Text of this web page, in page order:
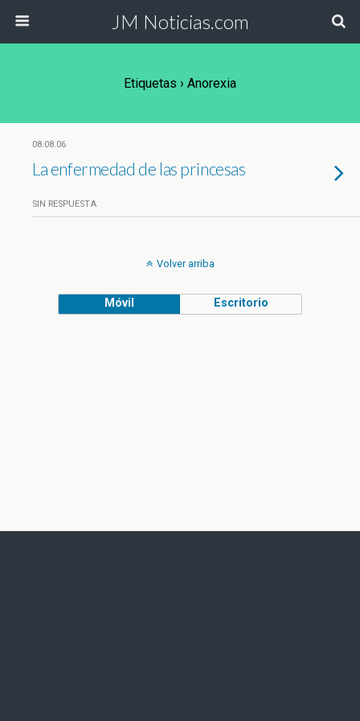
JM Noticias.com
Etiquetas › Anorexia
08.08.06
La enfermedad de las princesas
SIN RESPUESTA
Volver arriba
Móvil Escritorio